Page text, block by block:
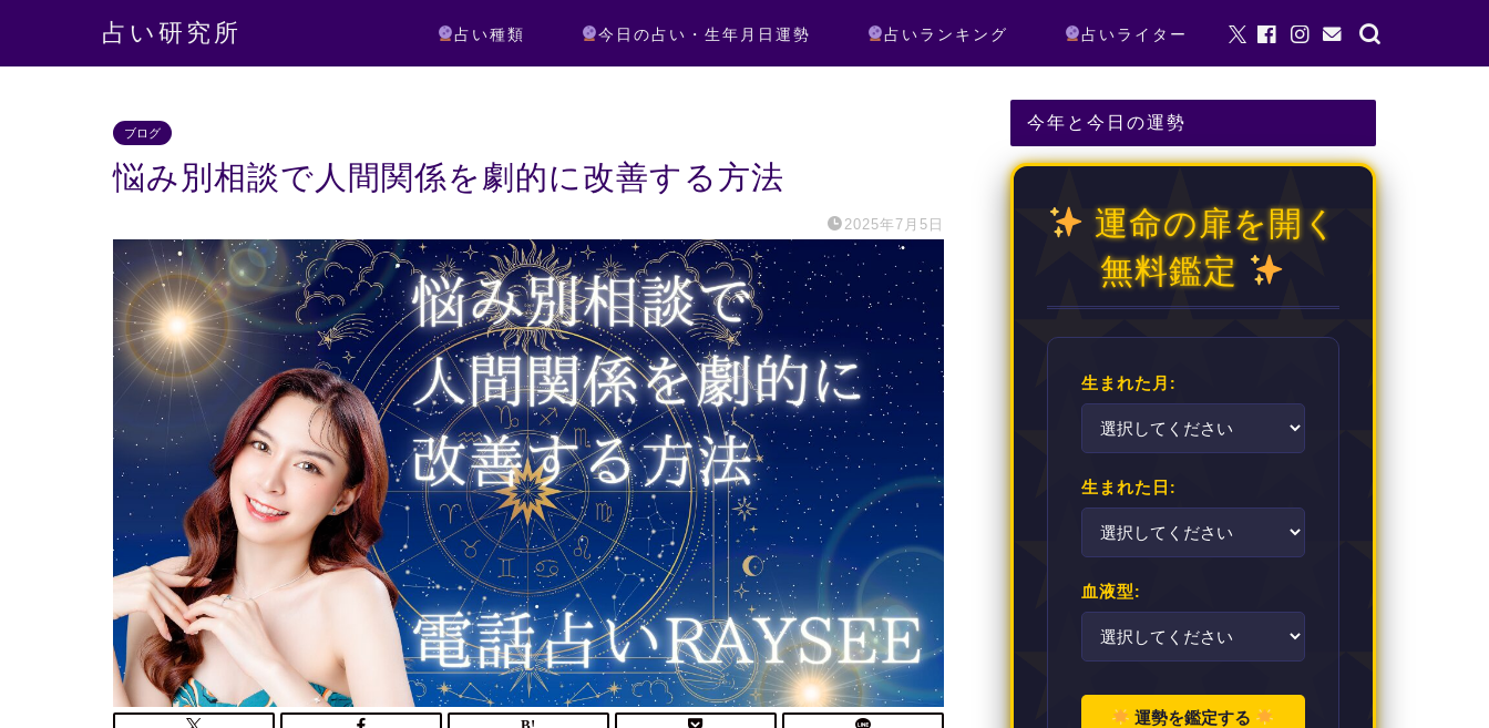
占い研究所 占い種類 今日の占い・生年月日運勢 占いランキング 占いライター
ブログ
悩み別相談で人間関係を劇的に改善する方法
2025年7月5日
今年と今日の運勢
運命の扉を開く
無料鑑定
生まれた月:
生まれた日:
血液型:
運勢を鑑定する